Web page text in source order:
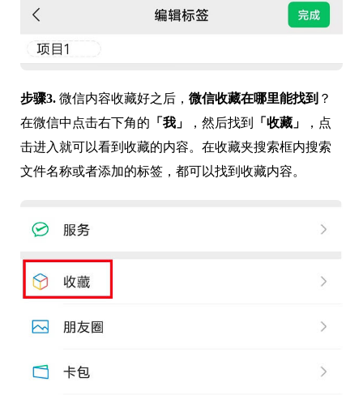
步骤3. 微信内容收藏好之后， 微信收藏在哪里能找到 ？
在微信中点击右下角的 「我」 ，然后找到 「收藏」
，点
击进入就可以看到收藏的内容。在收藏夹搜索框内搜索
文件名称或者添加的标签，都可以找到收藏内容。